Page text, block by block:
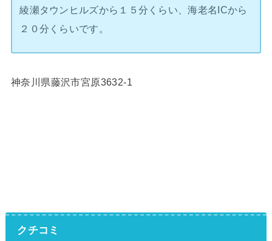
綾瀬タウンヒルズから１５分くらい、海老名ICから
２０分くらいです。
神奈川県藤沢市宮原3632-1
クチコミ